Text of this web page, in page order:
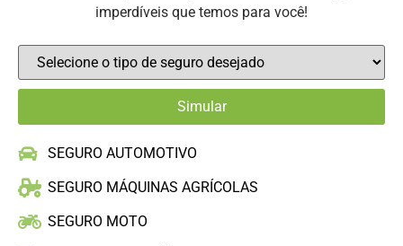
imperdíveis que temos para você!
SEGURO AUTOMOTIVO
SEGURO MÁQUINAS AGRÍCOLAS
SEGURO MOTO